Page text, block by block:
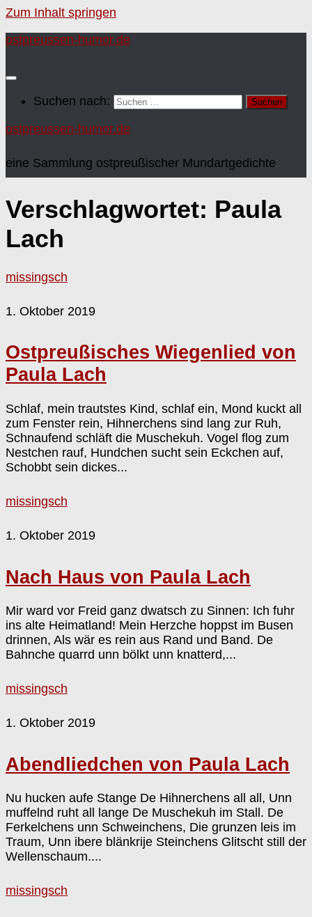
Zum Inhalt springen
ostpreussen-humor.de
Suchen nach:
ostpreussen-humor.de
eine Sammlung ostpreußischer Mundartgedichte
Verschlagwortet: Paula
Lach
missingsch
1. Oktober 2019
Ostpreußisches Wiegenlied von
Paula Lach
Schlaf, mein trautstes Kind, schlaf ein, Mond kuckt all
zum Fenster rein, Hihnerchens sind lang zur Ruh,
Schnaufend schläft die Muschekuh. Vogel flog zum
Nestchen rauf, Hundchen sucht sein Eckchen auf,
Schobbt sein dickes...
missingsch
1. Oktober 2019
Nach Haus von Paula Lach
Mir ward vor Freid ganz dwatsch zu Sinnen: Ich fuhr
ins alte Heimatland! Mein Herzche hoppst im Busen
drinnen, Als wär es rein aus Rand und Band. De
Bahnche quarrd unn bölkt unn knatterd,...
missingsch
1. Oktober 2019
Abendliedchen von Paula Lach
Nu hucken aufe Stange De Hihnerchens all all, Unn
muffelnd ruht all lange De Muschekuh im Stall. De
Ferkelchens unn Schweinchens, Die grunzen leis im
Traum, Unn ibere blänkrije Steinchens Glitscht still der
Wellenschaum....
missingsch